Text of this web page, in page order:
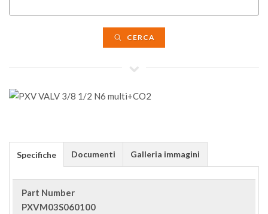
CERCA
Specifiche Documenti Galleria immagini
Part Number
PXVM03S060100